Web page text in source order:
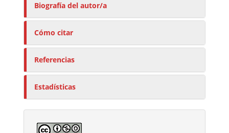
Biografía del autor/a
Cómo citar
Referencias
Estadísticas